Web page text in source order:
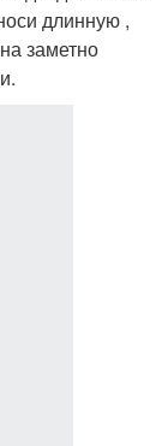
длинную ,
заметно